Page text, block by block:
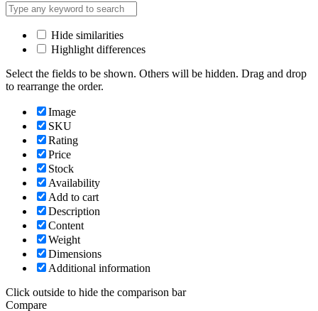
Hide similarities
Highlight differences
Select the fields to be shown. Others will be hidden. Drag and drop
to rearrange the order.
Image
SKU
Rating
Price
Stock
Availability
Add to cart
Description
Content
Weight
Dimensions
Additional information
Click outside to hide the comparison bar
Compare